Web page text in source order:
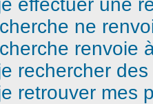
effectuer une
ne
renvoie
rechercher
retrouver mes